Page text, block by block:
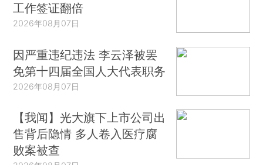
工作签证翻倍
2026年08月07日
因严重违纪违法 李云泽被罢
免第十四届全国人大代表职务
2026年08月07日
【我闻】光大旗下上市公司出
售背后隐情 多人卷入医疗腐
败案被查